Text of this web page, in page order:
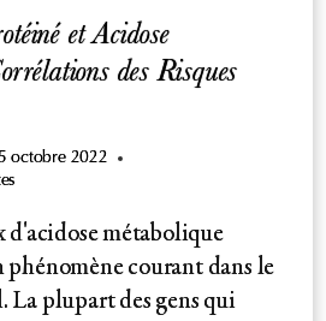
et Acidose
des Risques
octobre 2022
d'acidose métabolique
courant dans le
La plupart des gens qui